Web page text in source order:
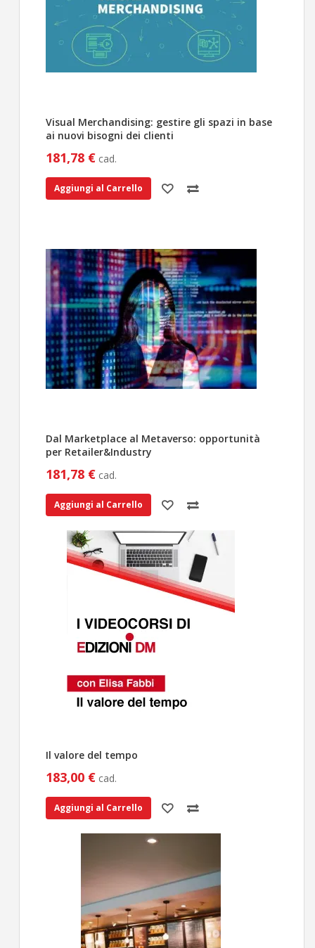
Visual Merchandising: gestire gli spazi in base
ai nuovi bisogni dei clienti
181,78 € cad.
Aggiungi al Carrello
Dal Marketplace al Metaverso: opportunità
per Retailer&Industry
181,78 € cad.
Aggiungi al Carrello
Il valore del tempo
183,00 € cad.
Aggiungi al Carrello